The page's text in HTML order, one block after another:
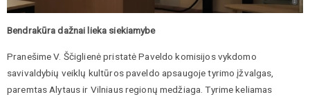
Bendrakūra dažnai lieka siekiamybe
Pranešime V. Ščiglienė pristatė Paveldo komisijos vykdomo
savivaldybių veiklų kultūros paveldo apsaugoje tyrimo įžvalgas,
paremtas Alytaus ir Vilniaus regionų medžiaga. Tyrime keliamas